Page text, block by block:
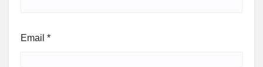
Email *